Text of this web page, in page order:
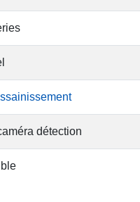
détection